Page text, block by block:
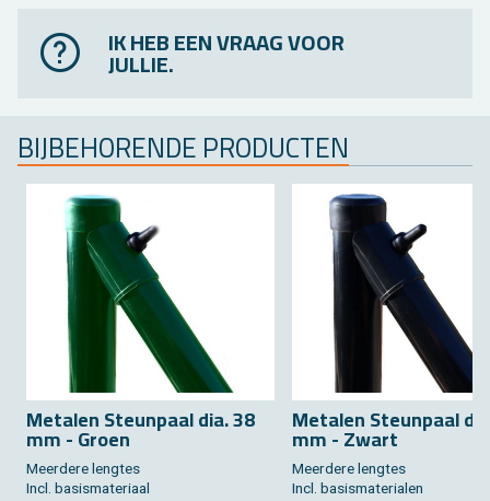
IK HEB EEN VRAAG VOOR
JULLIE.
BIJ­BE­HO­REN­DE PRO­DUC­TEN
Me­ta­len Steun­paal dia. 38
mm - Groen
Meer­de­re leng­tes
Incl. ba­sis­ma­te­ri­aal
Me­ta­len Steun­paal
mm - Zwart
Meer­de­re leng­tes
Incl. ba­sis­ma­te­ri­a­len